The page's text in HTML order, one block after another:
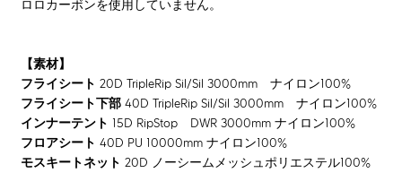
ロロカーボンを使用していません。
【素材】
フライシート 20D TripleRip Sil/Sil 3000mm ナイロン100%
フライシート下部 40D TripleRip Sil/Sil 3000mm ナイロン100%
インナーテント 15D RipStop DWR 3000mm ナイロン100%
フロアシート 40D PU 10000mm ナイロン100%
モスキートネット 20D ノーシームメッシュポリエステル100%